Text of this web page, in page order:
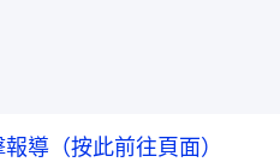
導（按此前往頁面）